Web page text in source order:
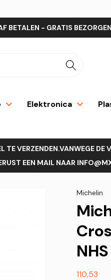
BETALEN - GRATIS
Elektronica
VERZENDEN.VANWEGE DE
EEN MAIL NAAR
Michelin
NHS
Normale
110,53